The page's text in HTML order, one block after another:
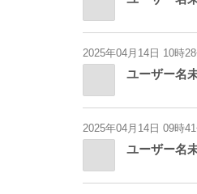
2025年04月14日 10時
ユーザー名
2025年04月14日 09時
ユーザー名